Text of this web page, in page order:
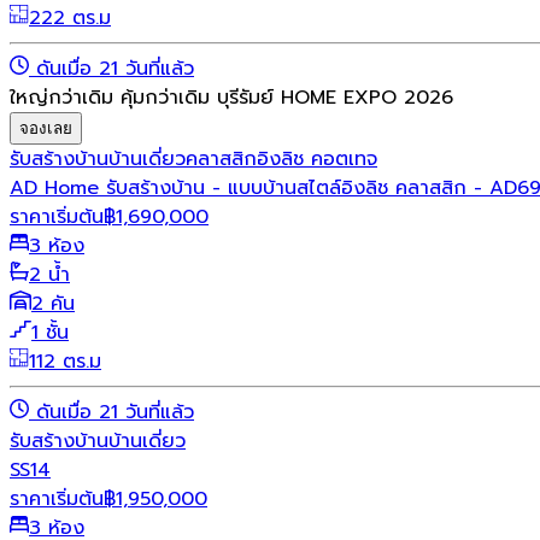
222 ตร.ม
ดันเมื่อ 21 วันที่แล้ว
ใหญ่กว่าเดิม คุ้มกว่าเดิม บุรีรัมย์ HOME EXPO 2026
จองเลย
รับสร้างบ้านบ้านเดี่ยวคลาสสิกอิงลิช คอตเทจ
AD Home รับสร้างบ้าน - แบบบ้านสไตล์อิงลิช คลาสสิก -
ราคาเริ่มต้น฿1,690,000
3 ห้อง
2 น้ำ
2 คัน
1 ชั้น
112 ตร.ม
ดันเมื่อ 21 วันที่แล้ว
รับสร้างบ้านบ้านเดี่ยว
SS14
ราคาเริ่มต้น฿1,950,000
3 ห้อง